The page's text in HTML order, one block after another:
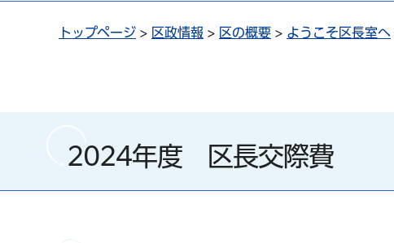
トップページ > 区政情報 > 区の概要 > ようこそ区長室へ
2024年度 区長交際費